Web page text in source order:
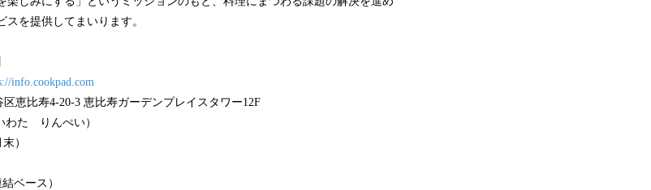
を提供してまいります。
info.cookpad.com
恵比寿4-20-3 恵比寿ガーデンプレイスタワー12F
わた りんぺい）
）
ベース）